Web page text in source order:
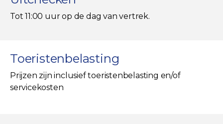
Tot 11:00 uur op de dag van vertrek.
Toeristenbelasting
Prijzen zijn inclusief toeristenbelasting en/of
servicekosten